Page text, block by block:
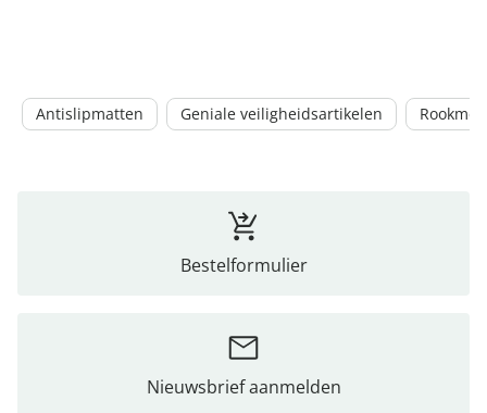
Antislipmatten Geniale veiligheidsartikelen
Bestelformulier
Nieuwsbrief aanmelden